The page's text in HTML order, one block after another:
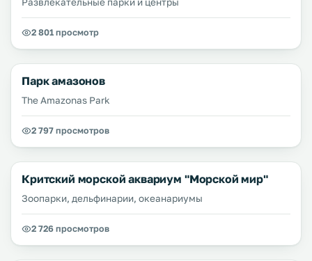
2 801 просмотр
Парк амазонов
The Amazonas Park
2 797 просмотров
Критский морской аквариум "Морской мир"
Зоопарки, дельфинарии, океанариумы
2 726 просмотров